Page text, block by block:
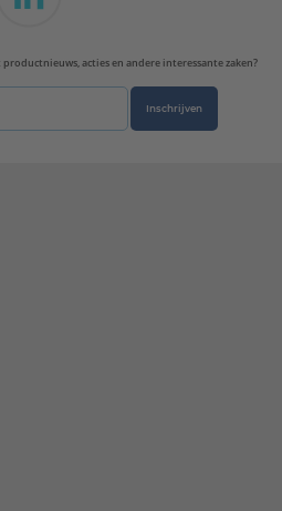
acties en andere interessante zaken?
Inschrijven